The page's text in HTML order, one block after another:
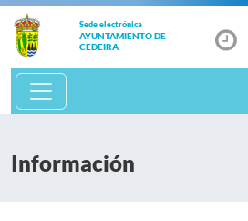
Sede electrónica
AYUNTAMIENTO DE
CEDEIRA
Información